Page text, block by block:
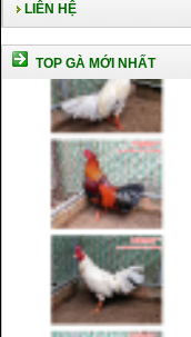
LIÊN HỆ
TOP GÀ MỚI NHẤT